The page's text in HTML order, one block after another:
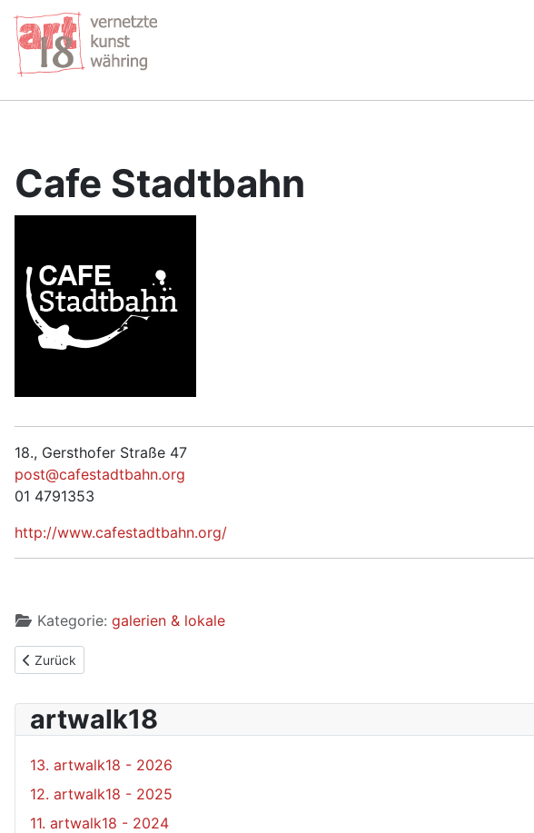
Cafe Stadtbahn
18., Gersthofer Straße 47
post@cafestadtbahn.org
01 4791353
http://www.cafestadtbahn.org/
Kategorie: galerien & lokale
Vorheriger Beitrag: Cafe Schopenhauer
Zurück
artwalk18
13. artwalk18 - 2026
12. artwalk18 - 2025
11. artwalk18 - 2024